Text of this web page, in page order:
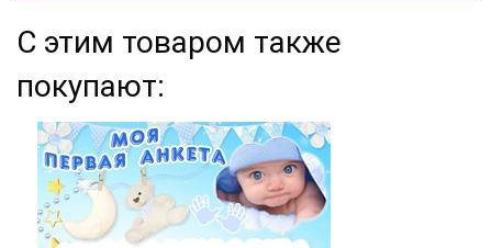
С этим товаром также
покупают: